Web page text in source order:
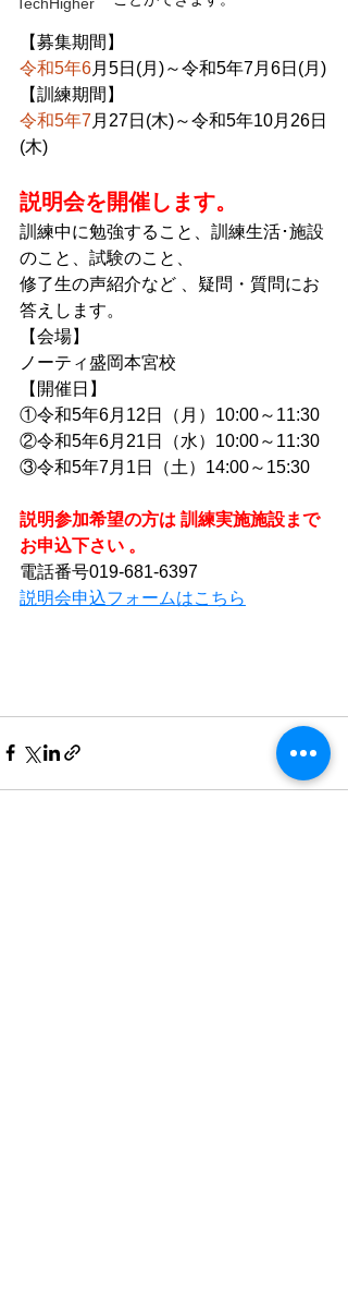
TechHigher
【募集期間】
令和5年6月5日(月)～令和5年7月6日(月)
【訓練期間】
令和5年7 月27日(木)～令和5年10月26日
(木)
説明会を開催します。
訓練中に勉強すること、訓練生活･施設
のこと、試験のこと、
修了生の声紹介など 、疑問・質問にお
答えします。
【会場】
ノーティ盛岡本宮校
【開催日】
①令和5年6月12日（月）10:00～11:30
②令和5年6月21日（水）10:00～11:30
③令和5年7月1日（土）14:00～15:30
説明参加希望の方は 訓練実施施設まで
お申込下さい 。
電話番号019-681-6397
説明会申込フォームはこちら